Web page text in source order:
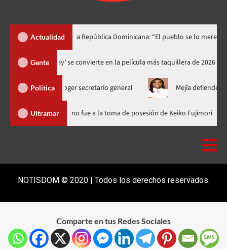
Actualidad
lo dedica a República Dominicana: “El pueblo se lo merece”
Gente
‘Spider-Man: Brand New Day’ se convierte en la película más
Política
para escoger secretario general Mejía defiende consenso
Ultramar Luis Abinader no fue a la toma de posesión de Keiko
NOTISDOM © 2020 | Todos los derechos reservados.
Comparte en tus Redes Sociales